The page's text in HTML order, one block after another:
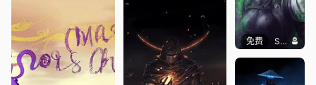
免费 SomethingEPIC